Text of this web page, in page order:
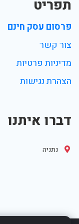
תפריט
פרסום עסק חינם
צור קשר
מדיניות פרטיות
הצהרת נגישות
דברו איתנו
נתניה